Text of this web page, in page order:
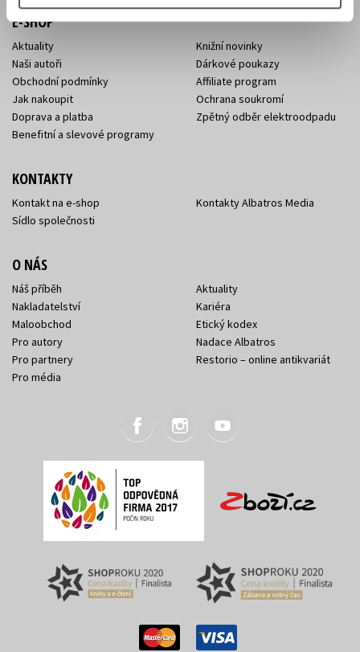
E-SHOP
Aktuality
Naši autoři
Obchodní podmínky
Jak nakoupit
Doprava a platba
Benefitní a slevové programy
Knižní novinky
Dárkové poukazy
Affiliate program
Ochrana soukromí
Zpětný odběr elektroodpadu
KONTAKTY
Kontakt na e-shop
Sídlo společnosti
Kontakty Albatros Media
O NÁS
Náš příběh
Nakladatelství
Maloobchod
Pro autory
Pro partnery
Pro média
Aktuality
Kariéra
Etický kodex
Nadace Albatros
Restorio – online antikvariát